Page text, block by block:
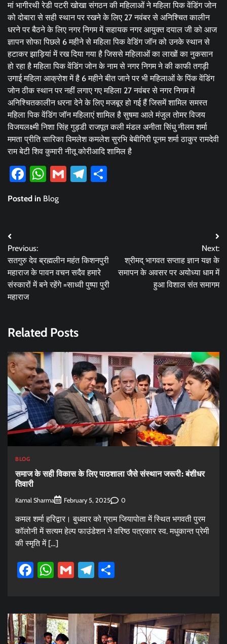
मां भागीरथी रेडी पटरी खोखा संगठन की महिलाओं ने महिला पिक वेंडिंग जोन
को दोबारा से सही स्थान पर रखने के लिए 27 नवंबर से अनिश्चित कालीन
धरने पर बैठने के लिए नगर निगम में सहायक नगर आयुक्त दयाल जी को आज
ज्ञापन सोफा पिछले 6 महीने से महिला पिक वेडिंग जॉन को उनके स्थान से
हटाकर झाड़ियां में रख दिया गया है जिससे महिलाओं का लाखों का नुकसान
हो रहा है महिला पिक वेंडिंग जोन के नाम से नगर निगम ने की काफी तगड़ी
उगाई महिला आक्रोश में है 6 महीने बीत जाने पर भी महिलाओं के पिंक वेंडिंग
जोन ठीक स्थान पर नहीं लगाए गए महिला 27 नवंबर से नगर निगम में
अनिश्चितकालीन धरना देने के लिए मजबूर हो गई हैं जिसमें शामिल समस्त
महिला पिक वेंडिंग जॉन महिलाएं शामिल है सुषमा आले मंजुल तोमर विजय
विजयलक्ष्मी निशा सिंह गुड्डी राजपूत कली मंडल अनीता सिंधु नीलम शर्मा
ममता प्रीति सारिका विमलेश कमलेश सुरभि बेबीगिरी पूनम शर्मा ठाकुर रामदेवी
राम बेटी शिव कुमारी नीतू कोरीआदि शामिल है
Facebook
WhatsApp
GmailTelegram
Posted in Blog
Post
navigation
Previous:
सतगुरु देव ब्रह्मलीन महंत किशनपुरी
महाराज के पावन वचन सदैव हमारे
संस्कारों में बने रहेंगे =साध्वी पुष्पा पुरी
महाराज
Next:
श्रीमद् भागवत सप्ताह ज्ञान यज्ञ के
समापन के अवसर पर अयोध्या धाम में
हुआ विशाल संत समागम
Related Posts
BLOG
समाज के सही विकास के लिए पाठशाला जैसे संस्थान जरूरी: बंशीधर
तिवारी
Kamal Sharma February 5, 2025 0
कमल शर्मा हरिद्वार। बुधवार को ग्राम जियापोता में स्थित भगवती पुरम
कॉलोनी में सत्यम हेल्प फाउंडेशन ने वरिष्ठ पत्रकार स्व. मधुकान्त प्रेमी
की स्मृति में […]
Facebook
WhatsApp
GmailTelegram